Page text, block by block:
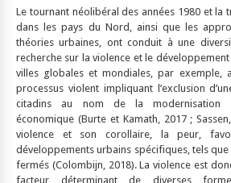
Le tournant néolibéral des années 1980 et la
dans les pays du Nord, ainsi que les
théories urbaines, ont conduit à une
recherche sur la violence et le développement
villes globales et mondiales, par exemple,
processus violent impliquant l’exclusion
citadins au nom de la modernisation
économique (Burte et Kamath, 2017 ;
violence et son corollaire, la peur,
développements urbains spécifiques, tels
fermés (Colombijn, 2018). La violence est
facteur déterminant de diverses